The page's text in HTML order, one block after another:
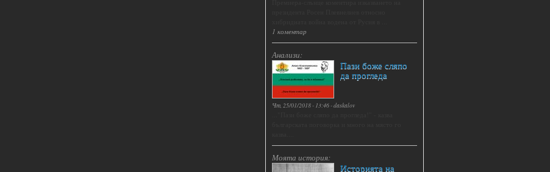
1 коментар
Анализи:
Пази боже сляпо
да прогледа
Чт, 25/01/2018 - 13:46-daskalov
Моята история:
Историята на